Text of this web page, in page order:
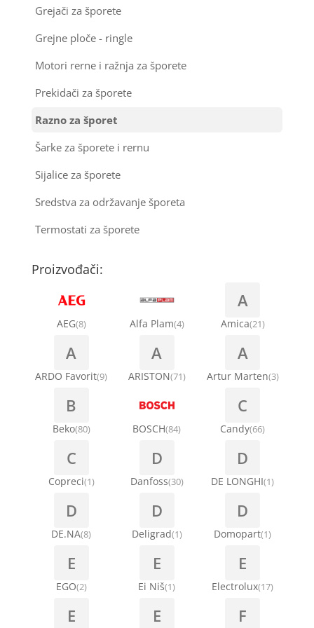
Kondenzatori za klima uređaje
Ostali materijal za montažu klima uređaja
Grejači za šporete
Grejne ploče - ringle
Motori rerne i ražnja za šporete
Prekidači za šporete
Razno za šporet
Šarke za šporete i rernu
Sijalice za šporete
Sredstva za održavanje šporeta
Termostati za šporete
Proizvođači:
AEG(8) Alfa Plam(4)
A
Amica(21)
A
ARDO Favorit(9)
A
ARISTON(71)
A
Artur Marten(3)
B
Beko(80) BOSCH(84)
C
Candy(66)
C
Copreci(1)
D
Danfoss(30)
D
DE LONGHI(1)
D
DE.NA(8)
D
Deligrad(1)
D
Domopart(1)
E
EGO(2)
E
Ei Niš(1)
E
Electrolux(17)
E E F